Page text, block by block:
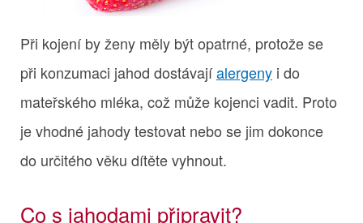
Při kojení by ženy měly být opatrné, protože se
při konzumaci jahod dostávajíalergeny i do
mateřského mléka, což může kojenci vadit. Proto
je vhodné jahody testovat nebo se jim dokonce
do určitého věku dítěte vyhnout.
Co s jahodami připravit?